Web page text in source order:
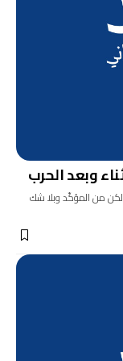
وبعد الحرب
لكن من المؤكّد وبلا شك